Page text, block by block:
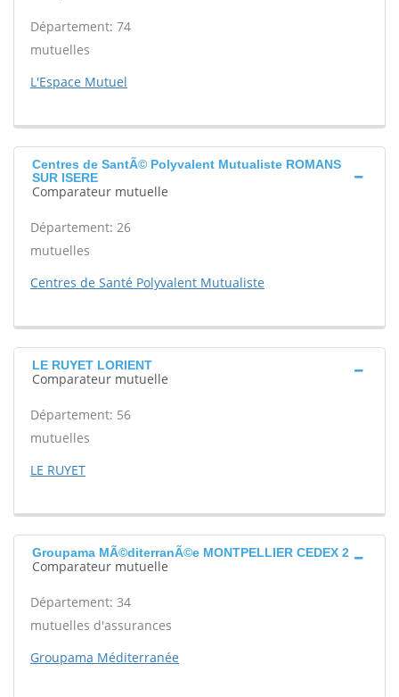
Département: 74
mutuelles
L'Espace Mutuel
Centres de SantÃ© Polyvalent Mutualiste ROMANS
SUR ISERE
Comparateur mutuelle
Département: 26
mutuelles
Centres de Santé Polyvalent Mutualiste
LE RUYET LORIENT
Comparateur mutuelle
Département: 56
mutuelles
LE RUYET
Groupama MÃ©diterranÃ©e MONTPELLIER CEDEX 2
Comparateur mutuelle
Département: 34
mutuelles d'assurances
Groupama Méditerranée